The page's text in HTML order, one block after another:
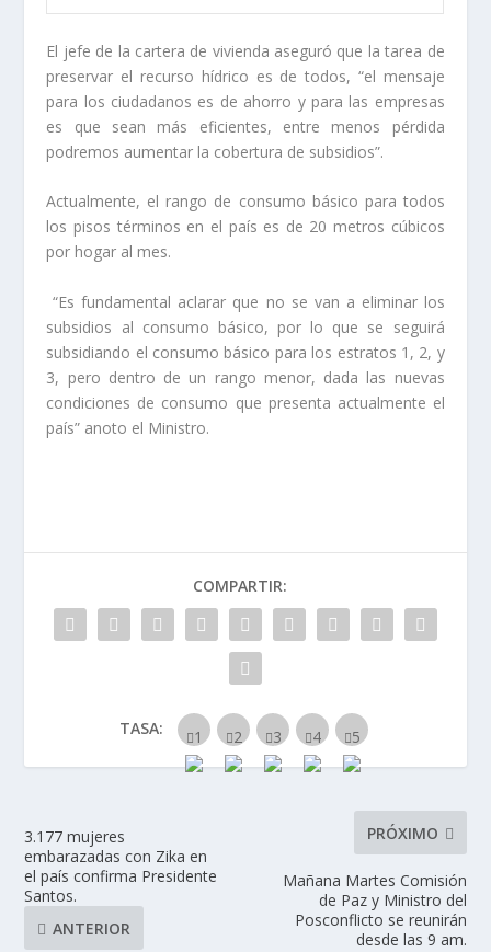
El jefe de la cartera de vivienda aseguró que la tarea de
preservar el recurso hídrico es de todos, “el mensaje
para los ciudadanos es de ahorro y para las empresas
es que sean más eficientes, entre menos pérdida
podremos aumentar la cobertura de subsidios”.
Actualmente, el rango de consumo básico para todos
los pisos términos en el país es de 20 metros cúbicos
por hogar al mes.
“Es fundamental aclarar que no se van a eliminar los
subsidios al consumo básico, por lo que se seguirá
subsidiando el consumo básico para los estratos 1, 2, y
3, pero dentro de un rango menor, dada las nuevas
condiciones de consumo que presenta actualmente el
país” anoto el Ministro.
COMPARTIR:
TASA:
3.177 mujeres
embarazadas con Zika en
el país confirma Presidente
Santos.
ANTERIOR
PRÓXIMO
Mañana Martes Comisión
de Paz y Ministro del
Posconflicto se reunirán
desde las 9 am.